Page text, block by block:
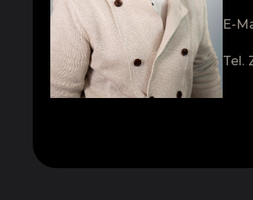
E-
Tel.